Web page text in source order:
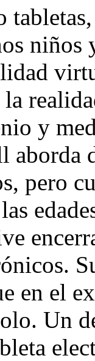
niños
y
aborda
pero
en el
Un